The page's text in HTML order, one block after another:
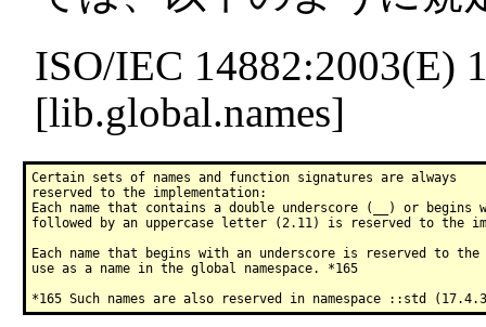
ISO/IEC 14882:2003(E)
[lib.global.names]
Certain sets of names and function signatures are always
reserved to the implementation:
Each name that contains a double underscore (__) or begins
followed by an uppercase letter (2.11) is reserved to the
Each name that begins with an underscore is reserved to
use as a name in the global namespace. *165